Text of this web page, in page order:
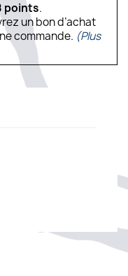
points.
un bon d’achat
commande. (Plus